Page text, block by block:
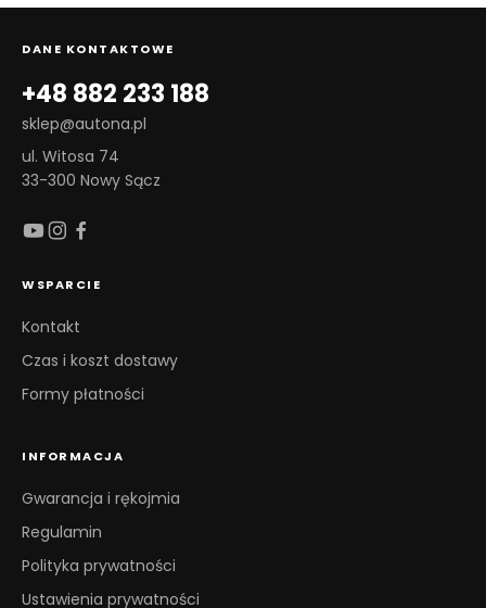
DANE KONTAKTOWE
+48 882 233 188
sklep@autona.pl
ul. Witosa 74
33-300 Nowy Sącz
WSPARCIE
Kontakt
Czas i koszt dostawy
Formy płatności
INFORMACJA
Gwarancja i rękojmia
Regulamin
Polityka prywatności
Ustawienia prywatności